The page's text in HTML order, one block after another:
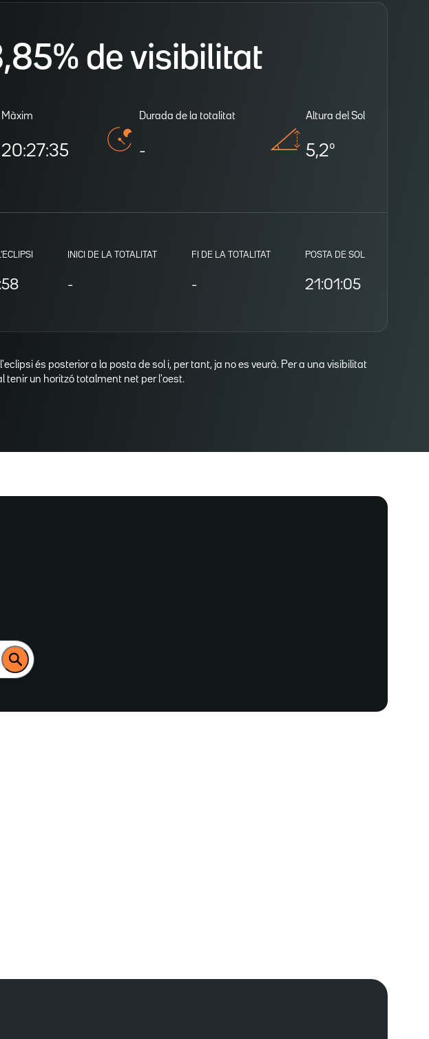
de visibilitat
Màxim
20:27:35
Durada de la totalitat
-
Altura del Sol
5,2º
INICI DE LA TOTALITAT
-
FI DE LA TOTALITAT
-
POSTA DE SOL
21:01:05
és posterior a la posta de sol i, per tant, ja no es veurà. Per a una visibilitat
tenir un horitzó totalment net per l'oest.